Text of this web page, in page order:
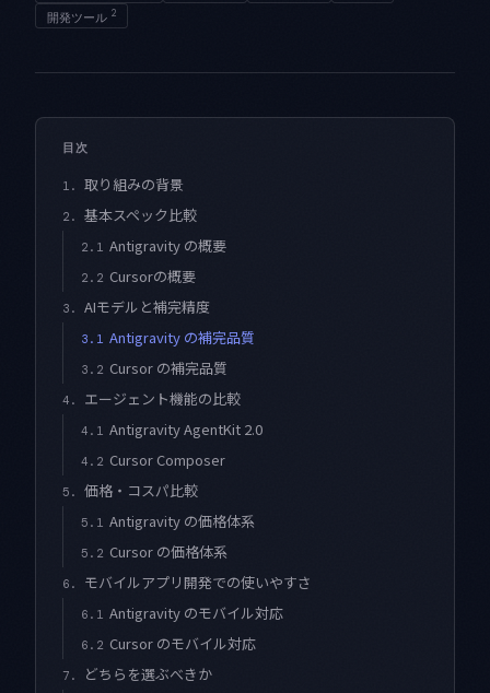
開発ツール 2
目次
1. 取り組みの背景
2. 基本スペック比較
2.1 Antigravity の概要
2.2 Cursorの概要
3. AIモデルと補完精度
3.1 Antigravity の補完品質
3.2 Cursor の補完品質
4. エージェント機能の比較
4.1 Antigravity AgentKit 2.0
4.2 Cursor Composer
5. 価格・コスパ比較
5.1 Antigravity の価格体系
5.2 Cursor の価格体系
6. モバイルアプリ開発での使いやすさ
6.1 Antigravity のモバイル対応
6.2 Cursor のモバイル対応
7. どちらを選ぶべきか